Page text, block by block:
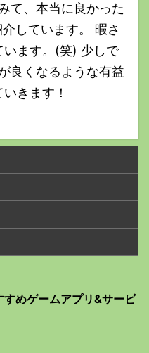
て、本当に良かった
しています。 暇さ
います。(笑) 少しで
良くなるような有益
きます！
すめゲームアプリ&サービ